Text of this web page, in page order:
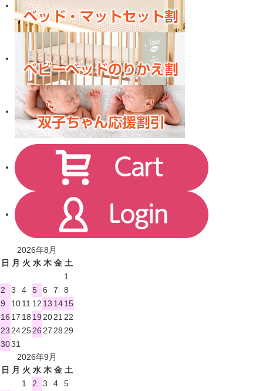
2026年8月
日
月 火 水 木 金 土
1
2
3 4 5 6 7
8
9
1011 12 13 1415
16 17 18 19 2021 22
23 242526 27 28 29
3031
2026年9月
日
月 火 水 木 金 土
1
2 3 4
5